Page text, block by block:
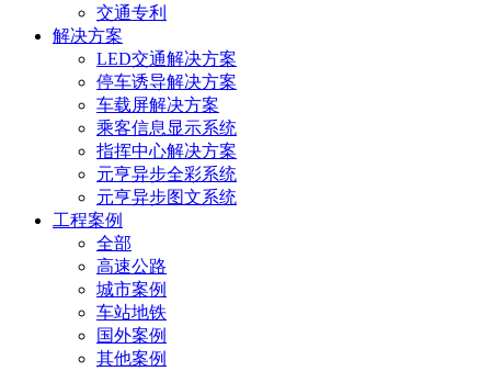
交通专利
解决方案
LED交通解决方案
停车诱导解决方案
车载屏解决方案
乘客信息显示系统
指挥中心解决方案
元亨异步全彩系统
元亨异步图文系统
工程案例
全部
高速公路
城市案例
车站地铁
国外案例
其他案例